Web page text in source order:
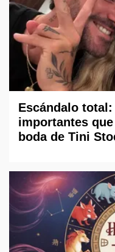
Escándalo
importantes
boda de Tini